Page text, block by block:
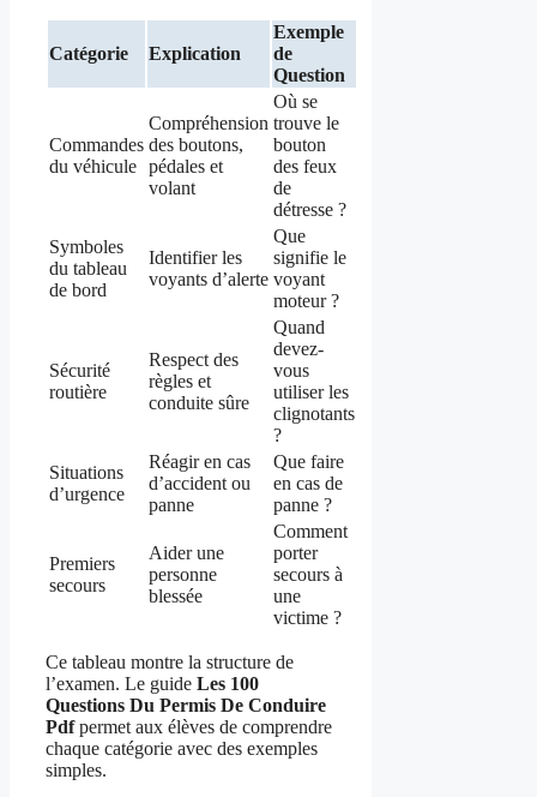
Catégorie Explication
Exemple
de
Question
Commandes
du véhicule
Compréhension
des boutons,
pédales et
volant
Où se
trouve le
bouton
des feux
de
détresse ?
Symboles
du tableau
de bord
Identifier les
voyants d’alerte
Que
signifie le
voyant
moteur ?
Sécurité
routière
Respect des
règles et
conduite sûre
Quand
devez-
vous
utiliser les
clignotants
?
Situations
d’urgence
Réagir en cas
d’accident ou
panne
Que faire
en cas de
panne ?
Premiers
secours
Aider une
personne
blessée
Comment
porter
secours à
une
victime ?
Ce tableau montre la structure de
l’examen. Le guide Les 100
Questions Du Permis De Conduire
Pdfpermet aux élèves de comprendre
chaque catégorie avec des exemples
simples.